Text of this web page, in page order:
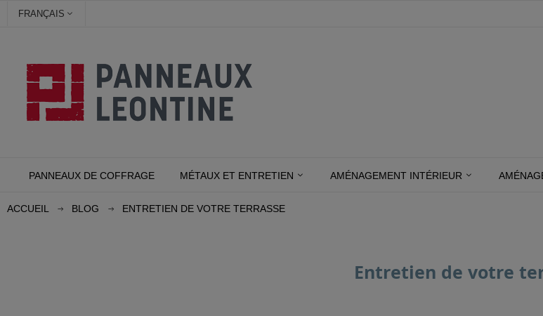
FRANÇAIS
PANNEAUX DE COFFRAGE MÉTAUX ET ENTRETIEN AMÉNAGEMENT INTÉRIEUR
ACCUEIL BLOG ENTRETIEN DE VOTRE TERRASSE
Entretien de votre